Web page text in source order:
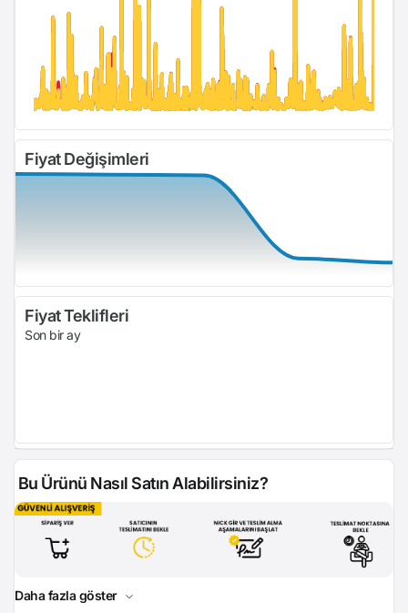
Fiyat Değişimleri
Fiyat Teklifleri
Son bir ay
Bu Ürünü Nasıl Satın Alabilirsiniz?
Daha fazla göster